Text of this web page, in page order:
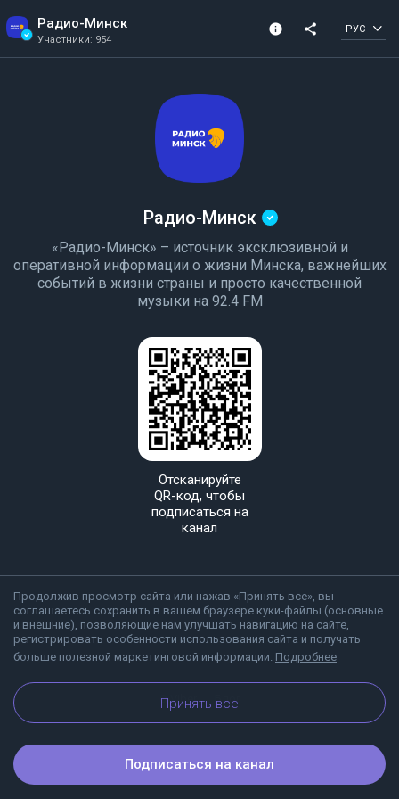
Радио-Минск
Участники: 954
info
Участники: 954
share РУС
Продолжив просмотр сайта или нажав «Принять все», вы
соглашаетесь сохранить в вашем браузере куки-файлы (основные
и внешние), позволяющие нам улучшать навигацию на сайте,
регистрировать особенности использования сайта и получать
больше полезной маркетинговой информации. Подробнее
Принять все
Радио-Минск
«Радио-Минск» – источник эксклюзивной и
оперативной информации о жизни Минска, важнейших
событий в жизни страны и просто качественной
музыки на 92.4 FM
Отсканируйте
QR-код, чтобы
подписаться на
канал
О Viber Блог
Подписаться на канал